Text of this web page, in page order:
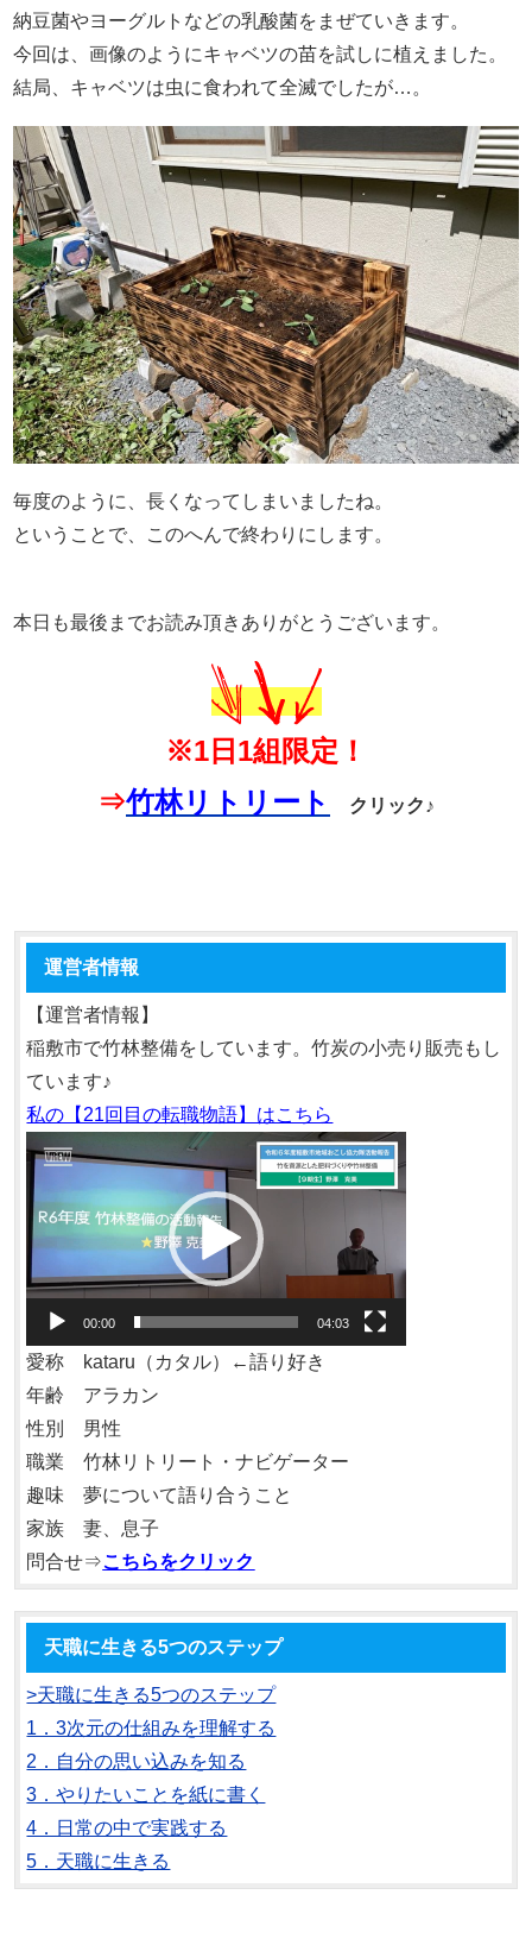
納豆菌やヨーグルトなどの乳酸菌をまぜていきます。
今回は、画像のようにキャベツの苗を試しに植えました。
結局、キャベツは虫に食われて全滅でしたが…。
毎度のように、長くなってしまいましたね。
ということで、このへんで終わりにします。
本日も最後までお読み頂きありがとうございます。
※1日1組限定！
⇒竹林リトリート クリック♪
運営者情報
【運営者情報】
稲敷市で竹林整備をしています。竹炭の小売り販売もし
ています♪
私の【21回目の転職物語】はこちら
画
プ
レ
ー
ヤ
ー
00:00 04:03
愛称 kataru（カタル）←語り好き
年齢 アラカン
性別 男性
職業 竹林リトリート・ナビゲーター
趣味 夢について語り合うこと
家族 妻、息子
問合せ⇒こちらをクリック
天職に生きる5つのステップ
>天職に生きる5つのステップ
1．3次元の仕組みを理解する
2．自分の思い込みを知る
3．やりたいことを紙に書く
4．日常の中で実践する
5．天職に生きる